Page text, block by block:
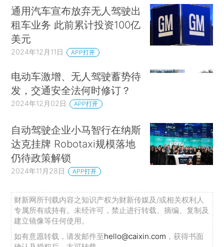
通用汽车宣布放弃无人驾驶出
租车业务 此前累计投资100亿
美元
2024年12月11日 APP打开
电动车激增、无人驾驶蓄势待
发，交通安全法何时修订？
2024年12月02日 APP打开
自动驾驶企业小马智行在纳斯
达克挂牌 Robotaxi规模落地
仍待政策解锁
2024年11月28日 APP打开
财新网所刊载内容之知识产权为财新传媒及/或相关权利人
专属所有或持有。未经许可，禁止进行转载、摘编、复制及
建立镜像等任何使用。
如有意愿转载，请发邮件至hello@caixin.com ，获得书面